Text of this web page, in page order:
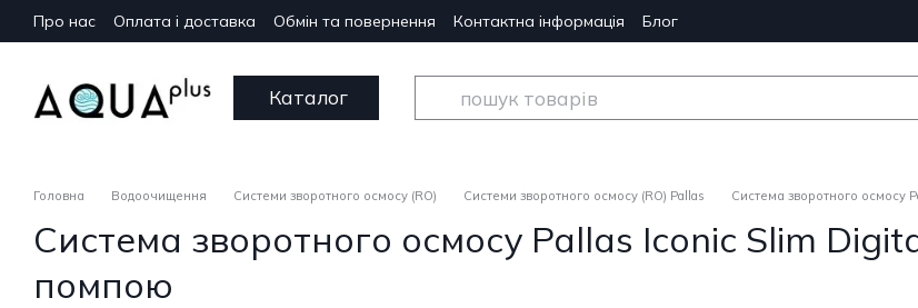
Перейти до основного контенту
Про нас Оплата і доставка Обмін та повернення Контактна інформація Блог
Каталог
Головна Водоочищення Системи зворотного осмосу (RO) Системи зворотного осмосу (RO) Pallas Система зворотного осмосу
Система зворотного осмосу Pallas Iconic Slim
помпою